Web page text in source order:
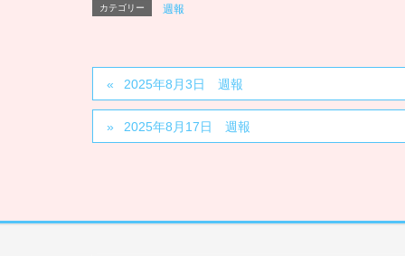
カテゴリー 週報
2025年8月3日 週報
2025年8月17日 週報